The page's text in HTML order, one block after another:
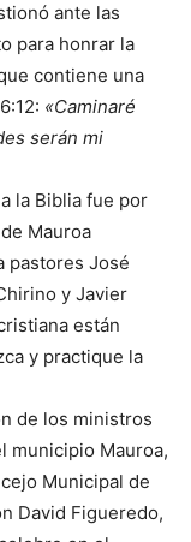
ante las
para honrar la
contiene una
«Caminaré
serán mi
la Biblia fue por
Mauroa
pastores José
y Javier
están
y practique la
de los ministros
municipio Mauroa,
Municipal de
David Figueredo,